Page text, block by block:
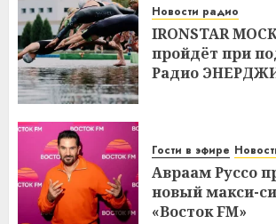
Новости радио
IRONSTAR
пройдёт при
Радио
Гости в эфире
Авраам Руссо
новый макси-
«Восток FM»